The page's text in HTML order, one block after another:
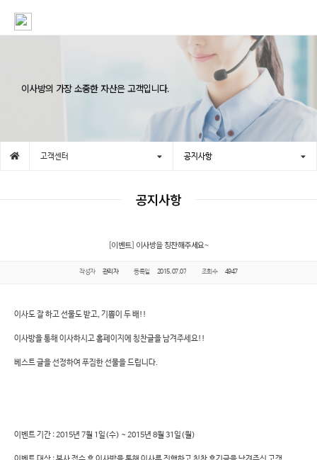
이사방의 가장 소중한 자산은 고객입니다.
고객센터 공지사항
공지사항
[이벤트] 이사방을 칭찬해주세요~
작성자 관리자 등록일 2015.07.07 조회수 4947
이사도 잘 하고 선물도 받고, 기쁨이 두 배!!
이사방을 통해 이사하시고 홈페이지에 칭찬글을 남겨주세요!!
베스트 글을 선정하여 푸짐한 선물을 드립니다.
이벤트 기간 : 2015년 7월 1일(수) ~ 2015년 8월 31일(월)